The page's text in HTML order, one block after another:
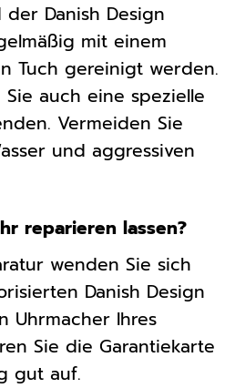
der Danish Design
mit einem
Tuch gereinigt werden.
auch eine spezielle
Vermeiden Sie
und aggressiven
reparieren lassen?
wenden Sie sich
Danish Design
Uhrmacher Ihres
Sie die Garantiekarte
gut auf.